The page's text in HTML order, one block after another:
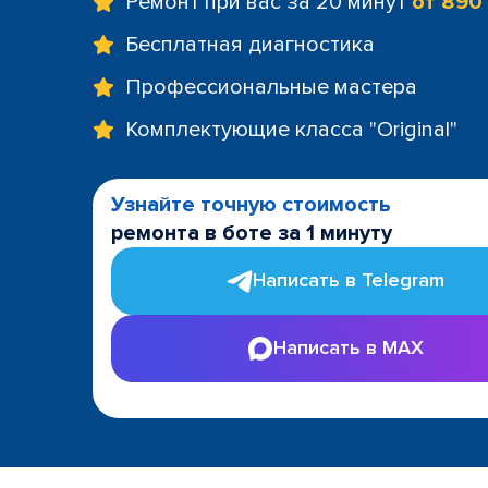
Бесплатная диагностика
Профессиональные мастера
Комплектующие класса "Original"
Узнайте точную стоимость
ремонта в боте за 1 минуту
Написать в Telegram
Написать в MAX